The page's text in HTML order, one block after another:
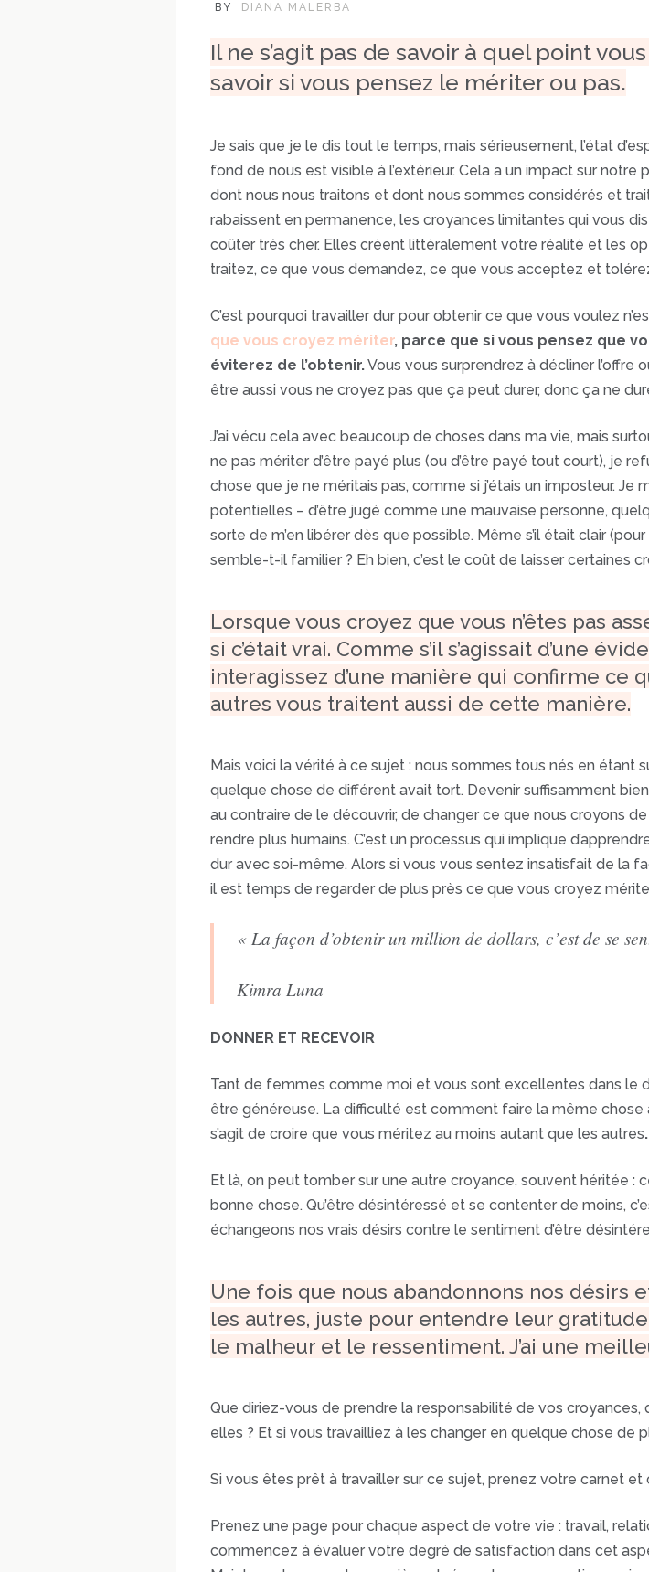
BY DIANA MALERBA
Il ne s’agit pas de savoir à quel point
savoir si vous pensez le mériter ou pas.
Je sais que je le dis tout le temps, mais sérieusement, l’état
fond de nous est visible à l’extérieur. Cela a un impact sur
dont nous nous traitons et dont nous sommes considérés et
rabaissent en permanence, les croyances limitantes qui vous
coûter très cher. Elles créent littéralement votre réalité et les
traitez, ce que vous demandez, ce que vous acceptez et
C’est pourquoi travailler dur pour obtenir ce que vous voulez
que vous croyez mériter, parce que si vous pensez que
éviterez de l’obtenir.Vous vous surprendrez à décliner l’offre
être aussi vous ne croyez pas que ça peut durer, donc ça ne
J’ai vécu cela avec beaucoup de choses dans ma vie, mais
ne pas mériter d’être payé plus (ou d’être payé tout court), je
chose que je ne méritais pas, comme si j’étais un imposteur.
potentielles – d’être jugé comme une mauvaise personne,
sorte de m’en libérer dès que possible. Même s’il était clair
semble-t-il familier ? Eh bien, c’est le coût de laisser certaines
Lorsque vous croyez que vous n’êtes pas
si c’était vrai. Comme s’il s’agissait d’une
interagissez d’une manière qui confirme ce
autres vous traitent aussi de cette manière.
Mais voici la vérité à ce sujet : nous sommes tous nés en étant
quelque chose de différent avait tort. Devenir suffisamment
au contraire de le découvrir, de changer ce que nous croyons
rendre plus humains. C’est un processus qui implique
dur avec soi-même. Alors si vous vous sentez insatisfait de la
il est temps de regarder de plus près ce que vous croyez
« La façon d’obtenir un million de dollars, c’est de se
Kimra Luna
DONNER ET RECEVOIR
Tant de femmes comme moi et vous sont excellentes dans le
être généreuse. La difficulté est comment faire la même chose
s’agit de croire que vous méritez au moins autant que les autres.
Et là, on peut tomber sur une autre croyance, souvent héritée :
bonne chose. Qu’être désintéressé et se contenter de moins,
échangeons nos vrais désirs contre le sentiment d’être
Une fois que nous abandonnons nos désirs
les autres, juste pour entendre leur
le malheur et le ressentiment. J’ai une
Que diriez-vous de prendre la responsabilité de vos
elles ? Et si vous travailliez à les changer en quelque chose de
Si vous êtes prêt à travailler sur ce sujet, prenez votre carnet
Prenez une page pour chaque aspect de votre vie : travail,
commencez à évaluer votre degré de satisfaction dans cet